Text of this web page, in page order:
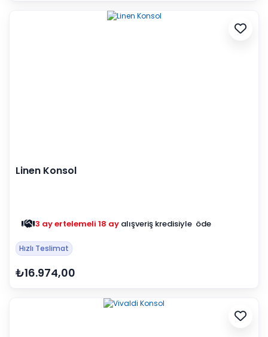
Linen Konsol
3 ay ertelemeli 18 ay alışveriş kredisiyle öde
Hızlı Teslimat
₺16.974,00